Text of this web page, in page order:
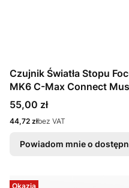
Czujnik Światła Stopu Focus MK2
MK6 C-Max Connect
Cena
55,00 zł
Cena
44,72 złbez VAT
Powiadom mnie o
Okazja